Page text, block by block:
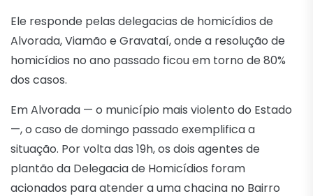
Ele responde pelas delegacias de homicídios de
Alvorada, Viamão e Gravataí, onde a resolução de
homicídios no ano passado ficou em torno de 80%
dos casos.
Em Alvorada — o município mais violento do Estado
—, o caso de domingo passado exemplifica a
situação. Por volta das 19h, os dois agentes de
plantão da Delegacia de Homicídios foram
acionados para atender a uma chacina no Bairro